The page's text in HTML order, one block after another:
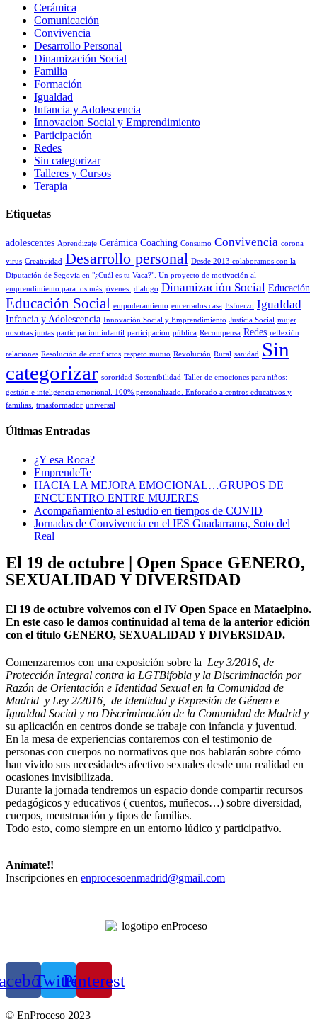
Cerámica
Comunicación
Convivencia
Desarrollo Personal
Dinamización Social
Familia
Formación
Igualdad
Infancia y Adolescencia
Innovacion Social y Emprendimiento
Participación
Redes
Sin categorizar
Talleres y Cursos
Terapia
Etiquetas
adolescentes Aprendizaje Cerámica Coaching Consumo Convivencia corona
virus Creatividad Desarrollo personal Desde 2013 colaboramos con la
Diputación de Segovia en "¿Cuál es tu Vaca?". Un proyecto de motivación al
emprendimiento para los más jóvenes.
dialogo Dinamización Social Educación
Educación Social empoderamiento encerrados casa Esfuerzo Igualdad
Infancia y Adolescencia Innovación Social y Emprendimiento Justicia Social mujer
nosotras juntas participacion infantil participación pública Recompensa Redes reflexión
relaciones Resolución de conflictos respeto mutuo Revolución Rural sanidad
Sin
categorizar sororidad Sostenibilidad Taller de emociones para niños:
gestión e inteligencia emocional. 100% personalizado. Enfocado a centros educativos y
familias.
trnasformador universal
Últimas Entradas
¿Y esa Roca?
EmprendeTe
HACIA LA MEJORA EMOCIONAL…GRUPOS DE
ENCUENTRO ENTRE MUJERES
Acompañamiento al estudio en tiempos de COVID
Jornadas de Convivencia en el IES Guadarrama, Soto del
Real
El 19 de octubre | Open Space GENERO,
SEXUALIDAD Y DIVERSIDAD
El 19 de octubre volvemos con el IV Open Space en Mataelpino.
En este caso le damos continuidad al tema de la anterior edición
con el titulo GENERO, SEXUALIDAD Y DIVERSIDAD.
Comenzaremos con una exposición sobre la Ley 3/2016, de
Protección Integral contra la LGTBifobia y la Discriminación por
Razón de Orientación e Identidad Sexual en la Comunidad de
Madrid y Ley 2/2016, de Identidad y Expresión de Género e
Igualdad Social y no Discriminación de la Comunidad de Madrid y
su aplicación en centros donde se trabaje con infancia y juventud.
En la mesa de experiencias contaremos con el testimonio de
personas con cuerpos no normativos que nos hablarán sobre cómo
han vivido sus necesidades afectivo sexuales desde una realidad en
ocasiones invisibilizada.
Durante la jornada tendremos un espacio donde compartir recursos
pedagógicos y educativos ( cuentos, muñecos…) sobre diversidad,
cuerpos, menstruación y tipos de familias.
Todo esto, como siempre en un entorno lúdico y participativo.
Anímate!!
Inscripciones en enprocesoenmadrid@gmail.com
TwitterPinterest
© EnProceso 2023